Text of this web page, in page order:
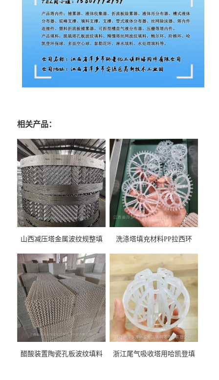
相关产品：
山西减压塔金属波纹规整填
料
洗涤塔填充材料PP拉西环
醋酸装置陶瓷孔板波纹填料
浙江尾气吸收塔用哈凯登填